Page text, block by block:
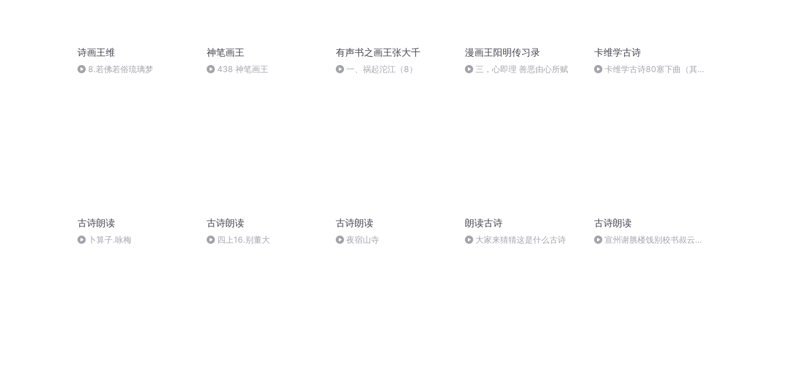
诗画王维
8.若佛若俗琉璃梦
神笔画王
438 神笔画王
有声书之画王张大千
一、祸起沱江（8）
漫画王阳明传习录
三，心即理 善恶由心所赋
卡维学古诗
卡维学古诗80塞下曲（其
古诗朗读
卜算子.咏梅
古诗朗读
四上16.别董大
古诗朗读
夜宿山寺
朗读古诗
大家来猜猜这是什么古诗
古诗朗读
宣州谢脁楼饯别校书叔云